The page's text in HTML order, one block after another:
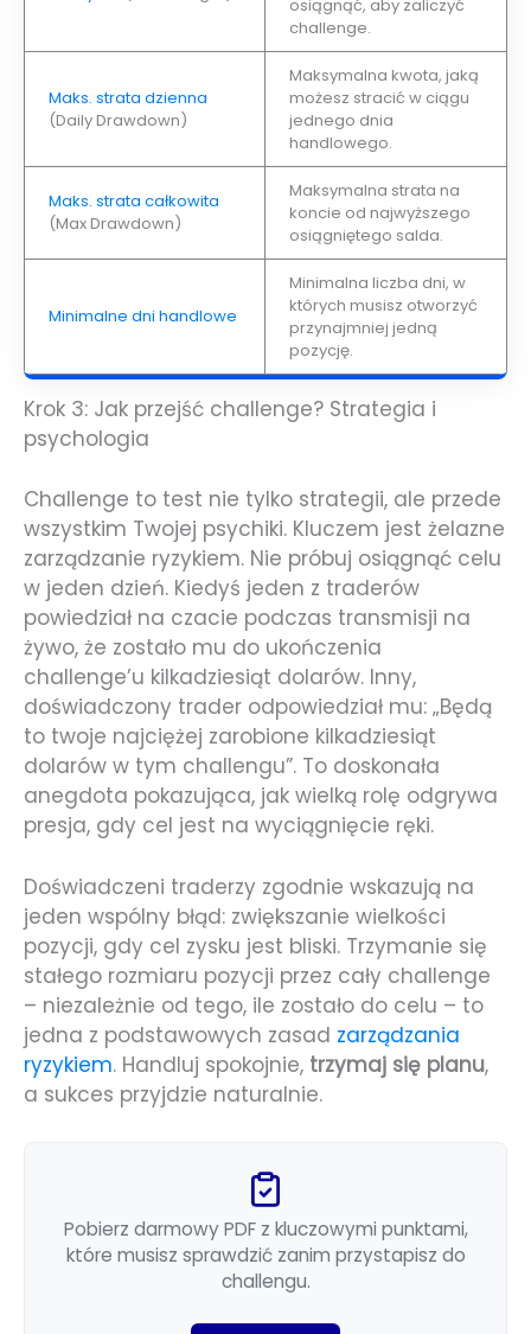
osiągnąć, aby zaliczyć
challenge.
Maks. strata dzienna
(Daily Drawdown)
Maksymalna kwota, jaką
możesz stracić w ciągu
jednego dnia
handlowego.
Maks. strata całkowita
(Max Drawdown)
Maksymalna strata na
koncie od najwyższego
osiągniętego salda.
Minimalne dni handlowe
Minimalna liczba dni, w
których musisz otworzyć
przynajmniej jedną
pozycję.
Krok 3: Jak przejść challenge? Strategia i
psychologia
Challenge to test nie tylko strategii, ale przede
wszystkim Twojej psychiki. Kluczem jest żelazne
zarządzanie ryzykiem. Nie próbuj osiągnąć celu
w jeden dzień. Kiedyś jeden z traderów
powiedział na czacie podczas transmisji na
żywo, że zostało mu do ukończenia
challenge’u kilkadziesiąt dolarów. Inny,
doświadczony trader odpowiedział mu: „Będą
to twoje najciężej zarobione kilkadziesiąt
dolarów w tym challengu”. To doskonała
anegdota pokazująca, jak wielką rolę odgrywa
presja, gdy cel jest na wyciągnięcie ręki.
Doświadczeni traderzy zgodnie wskazują na
jeden wspólny błąd: zwiększanie wielkości
pozycji, gdy cel zysku jest bliski. Trzymanie się
stałego rozmiaru pozycji przez cały challenge
– niezależnie od tego, ile zostało do celu – to
jedna z podstawowych zasad zarządzania
ryzykiem. Handluj spokojnie, trzymaj się planu,
a sukces przyjdzie naturalnie.
Pobierz darmowy PDF z kluczowymi punktami,
które musisz sprawdzić zanim przystapisz do
challengu.